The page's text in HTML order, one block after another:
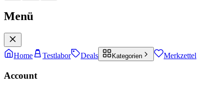
Menü
Home Testlabor Deals Kategorien Merkzettel
Account